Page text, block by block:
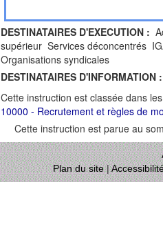
DESTINATAIRES D'EXECUTION :
supérieur Services déconcentrés
Organisations syndicales
DESTINATAIRES D'INFORMATION :
Cette instruction est classée dans
10000 - Recrutement et règles de
Cette instruction est parue au
Plan du site|